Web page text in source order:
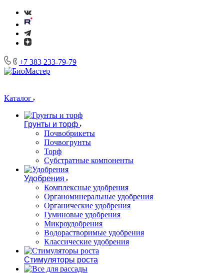
+7 383 233-79-79
Каталог
Грунты и торф
Почвобрикеты
Почвогрунты
Торф
Субстратные компоненты
Удобрения
Комплексные удобрения
Органоминеральные удобрения
Органические удобрения
Гуминовые удобрения
Микроудобрения
Водорастворимые удобрения
Классические удобрения
Стимуляторы роста